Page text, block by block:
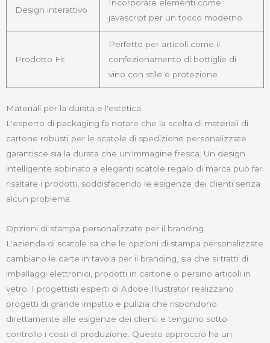
Design interattivo
Incorporare elementi come
javascript per un tocco moderno
Prodotto Fit
Perfetto per articoli come il
confezionamento di bottiglie di
vino con stile e protezione
Materiali per la durata e l'estetica
L'esperto di packaging fa notare che la scelta di materiali di
cartone robusti per le scatole di spedizione personalizzate
garantisce sia la durata che un'immagine fresca. Un design
intelligente abbinato a eleganti scatole regalo di marca può far
risaltare i prodotti, soddisfacendo le esigenze dei clienti senza
alcun problema.
Opzioni di stampa personalizzate per il branding
L'azienda di scatole sa che le opzioni di stampa personalizzate
cambiano le carte in tavola per il branding, sia che si tratti di
imballaggi elettronici, prodotti in cartone o persino articoli in
vetro. I progettisti esperti di Adobe Illustrator realizzano
progetti di grande impatto e pulizia che rispondono
direttamente alle esigenze dei clienti e tengono sotto
controllo i costi di produzione. Questo approccio ha un